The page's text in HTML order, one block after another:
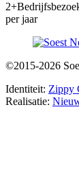
2+
per jaar
©2015-2026
Identiteit: Zippy
Realisatie: